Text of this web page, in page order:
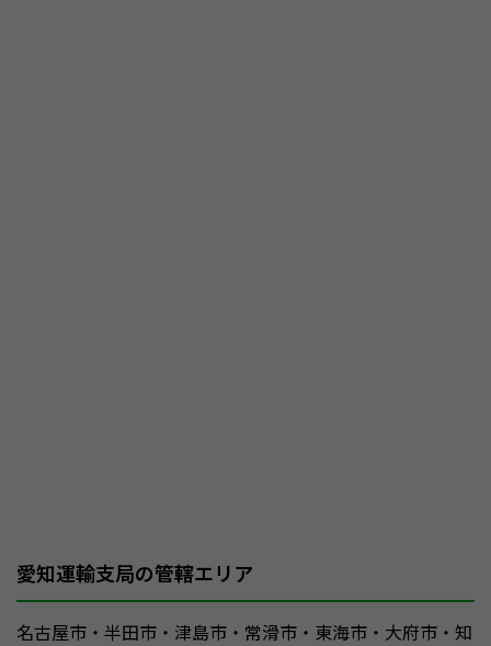
愛知運輸支局の管轄エリア
名古屋市・半田市・津島市・常滑市・東海市・大府市・知